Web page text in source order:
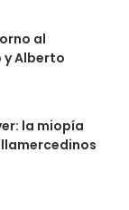
al
y Alberto
la miopía